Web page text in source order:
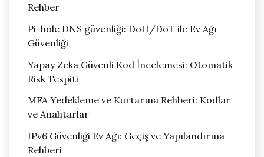
Rehber
Pi-hole DNS güvenliği: DoH/DoT ile Ev Ağı
Güvenliği
Yapay Zeka Güvenli Kod İncelemesi: Otomatik
Risk Tespiti
MFA Yedekleme ve Kurtarma Rehberi: Kodlar
ve Anahtarlar
IPv6 Güvenliği Ev Ağı: Geçiş ve Yapılandırma
Rehberi